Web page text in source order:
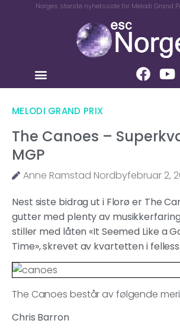
Norges største nyhetsside for Melodi Grand
MELODI GRAND PRIX
The Canoes –
MGP
Anne Ramstad Nordbyfebruar 2,
Nest siste bidrag ut i Florø er The
gutter med plenty av
stiller med låten «It Seemed Like a
Time», skrevet av kvartetten i
The Canoes består av følgende
Chris Barron